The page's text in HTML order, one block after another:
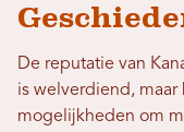
De reputatie van
is welverdiend,
mogelijkheden om